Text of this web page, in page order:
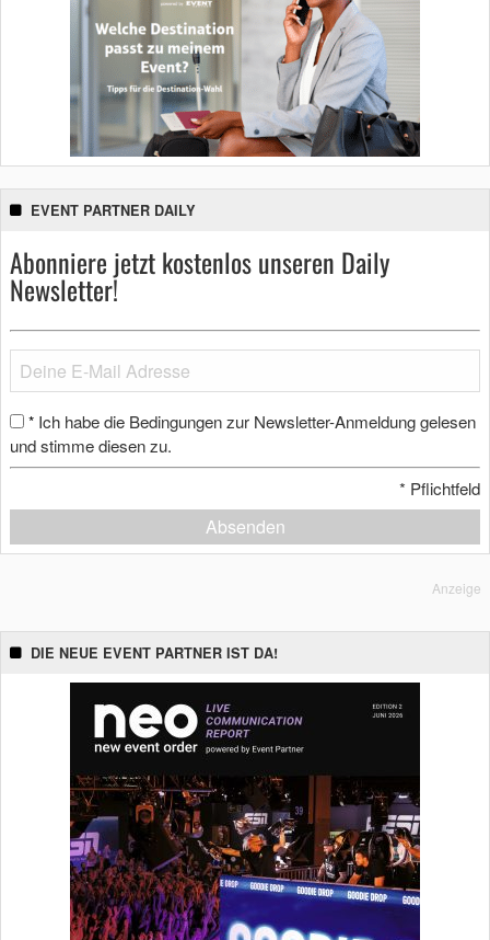
EVENT PARTNER DAILY
Abonniere jetzt kostenlos unseren Daily
Newsletter!
* Ich habe die Bedingungen zur Newsletter-Anmeldung gelesen
und stimme diesen zu.
* Pflichtfeld
Absenden
Anzeige
DIE NEUE EVENT PARTNER IST DA!